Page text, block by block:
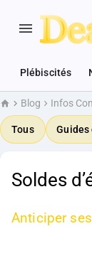
Plébiscités
AccueilBlog Infos
Tous Guides
Soldes
Anticiper